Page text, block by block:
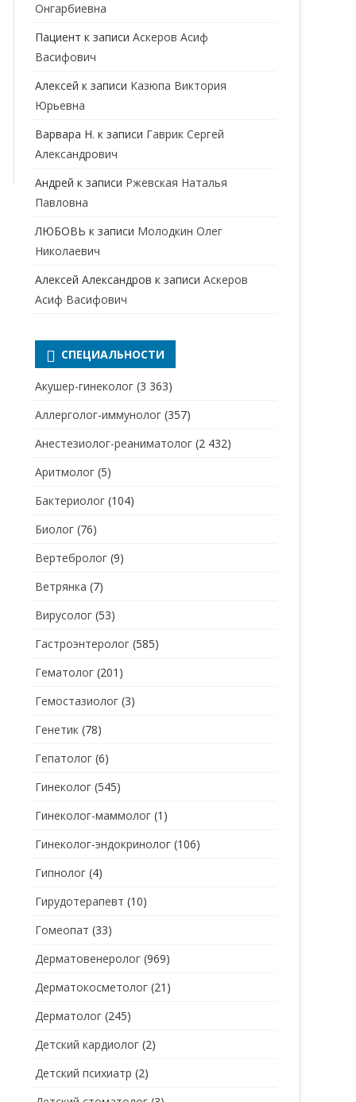
ПЕРИНАТАЛЬНЫЙ ПСИХОЛОГ
МАССАЖИСТ
НАРКОЛОГ
НЕВРОПАТОЛОГ
НЕФРОЛОГ
ОТОЛАРИНГОЛОГ
ОФТАЛЬМОЛОГ
ПРОКТОЛОГ
РЕВМАТОЛОГ
РЕНТГЕНОЛОГ
СТОМАТОЛОГ
СТОМАТОЛОГ-ОРТОДОНТ
ЭНДОКРИНОЛОГ
Онгарбиевна
Пациент к записиАскеров Асиф
Васифович
Алексей к записи Казюпа Виктория
Юрьевна
Варвара Н. к записи Гаврик Сергей
Александрович
Андрей к записи Ржевская Наталья
Павловна
ЛЮБОВЬ к записи Молодкин Олег
Николаевич
Алексей Александров к записиАскеров
Асиф Васифович
СПЕЦИАЛЬНОСТИ
Акушер-гинеколог (3 363)
Аллерголог-иммунолог (357)
Анестезиолог-реаниматолог (2 432)
Аритмолог (5)
Бактериолог (104)
Биолог (76)
Вертебролог (9)
Ветрянка (7)
Вирусолог (53)
Гастроэнтеролог (585)
Гематолог (201)
Гемостазиолог (3)
Генетик (78)
Гепатолог (6)
Гинеколог (545)
Гинеколог-маммолог (1)
Гинеколог-эндокринолог (106)
Гипнолог (4)
Гирудотерапевт (10)
Гомеопат (33)
Дерматовенеролог (969)
Дерматокосметолог (21)
Дерматолог (245)
Детский кардиолог (2)
Детский психиатр (2)